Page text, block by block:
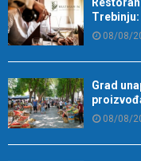
08/08/
Grad
08/08/